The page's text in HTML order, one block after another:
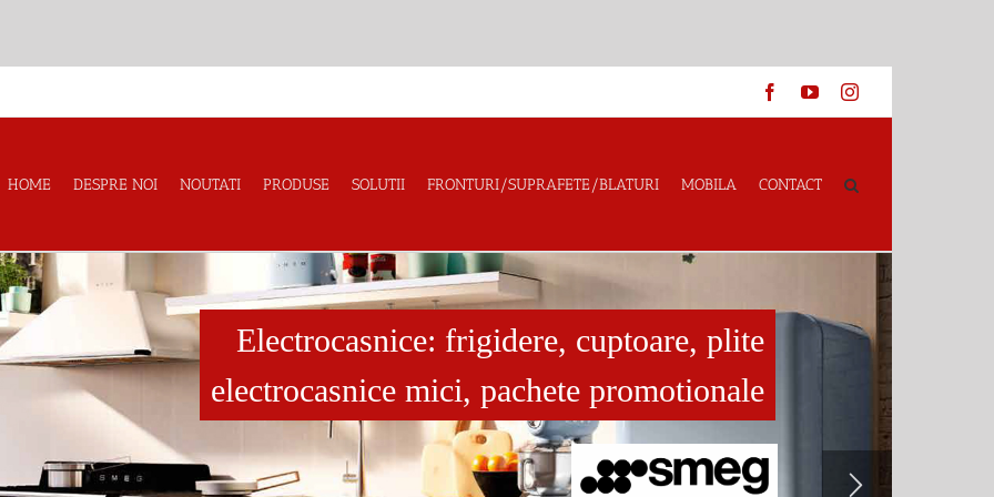
FacebookYouTubeInstagram
HOME DESPRE NOI NOUTATI PRODUSE SOLUTII FRONTURI/SUPRAFETE/BLATURI MOBILA CONTACT
Electrocasnice: frigidere, cuptoare, plite
electrocasnice mici, pachete promotionale